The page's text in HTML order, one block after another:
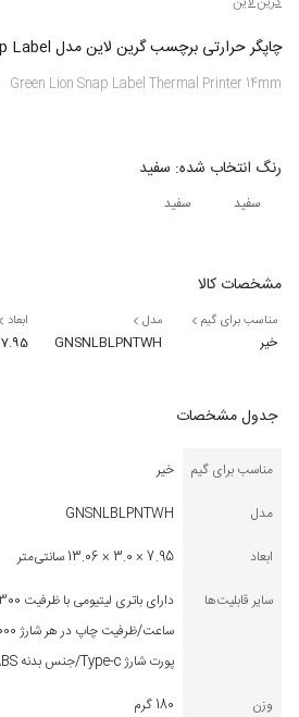
چاپگر حرارتی برچسب گرین لاین مدل Snap Label
Green Lion Snap Label Thermal Printer 14mm
رنگ انتخاب شده: سفید
سفید سفید
مشخصات کالا
مناسب برای گیم
خیر
مدل
GNSNLBLPNTWH
ابعاد
7.95 × 3.0 × 13.06 سانتی‌متر
جدول مشخصات
مناسب برای گیم
خیر
مدل
GNSNLBLPNTWH
ابعاد
7.95 × 3.0 × 13.06 سانتی‌متر
سایر قابلیت‌ها
پورت شارژ Type-c/جنس بدنه ABS مقاوم
وزن
180 گرم